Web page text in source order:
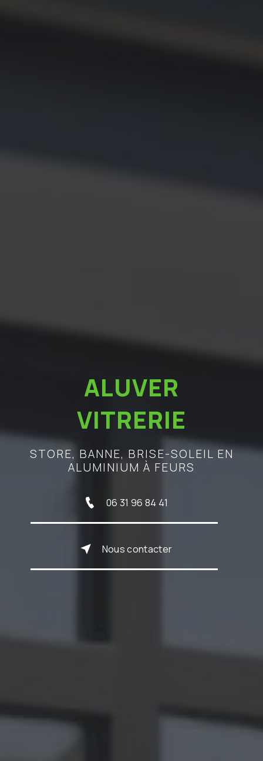
ALUVER
VITRERIE
STORE, BANNE, BRISE-SOLEIL EN
ALUMINIUM À FEURS
06 31 96 84 41
Nous contacter